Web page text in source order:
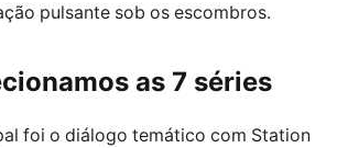
pulsante sob os escombros.
as 7 séries
foi o diálogo temático com Station